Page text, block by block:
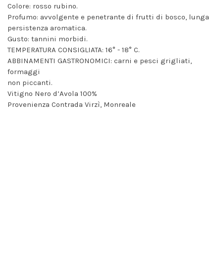
Colore: rosso rubino.
Profumo: avvolgente e penetrante di frutti di bosco, lunga
persistenza aromatica.
Gusto: tannini morbidi.
TEMPERATURA CONSIGLIATA: 16° - 18° C.
ABBINAMENTI GASTRONOMICI: carni e pesci grigliati,
formaggi
non piccanti.
Vitigno Nero d’Avola 100%
Provenienza Contrada Virzì, Monreale